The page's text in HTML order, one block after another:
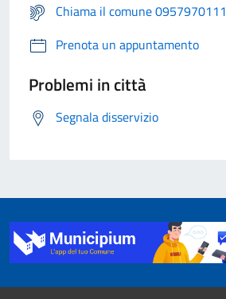
Chiama il comune 0957970111
Prenota un appuntamento
Problemi in città
Segnala disservizio